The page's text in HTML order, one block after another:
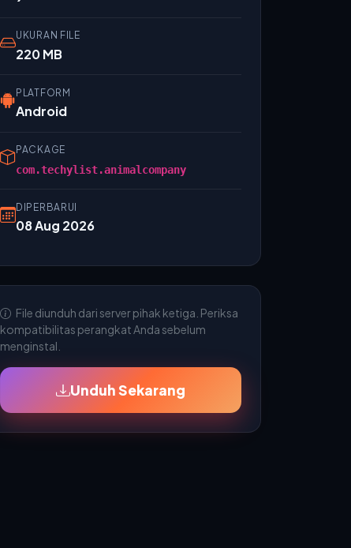
UKURAN FILE
220 MB
PLATFORM
Android
PACKAGE
com.techylist.animalcompany
DIPERBARUI
08 Aug 2026
File diunduh dari server pihak ketiga. Periksa
kompatibilitas perangkat Anda sebelum
menginstal.
Unduh Sekarang